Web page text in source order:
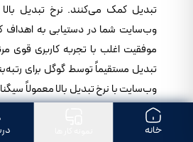
تبدیل کمک می‌کنند. نرخ تبدیل
وب‌سایت شما در دستیابی به اهداف
موفقیت اغلب با تجربه کاربری قوی
تبدیل مستقیماً توسط گوگل برای
وب‌سایت با نرخ تبدیل بالا معمولاً
که به نوبه خود بر سئو تاثیر می‌گذارد.
در نهایت، هدف اصلی سئو هدایت
خانه